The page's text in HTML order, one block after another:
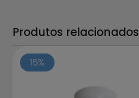
Produtos relacionados
15%